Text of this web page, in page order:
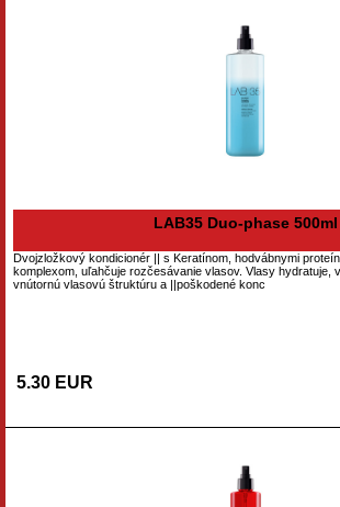
LAB35 Duo-phase 500ml
Dvojzložkový kondicionér || s Keratínom, hodvábnymi
komplexom, uľahčuje rozčesávanie vlasov. Vlasy hydratuje,
vnútornú vlasovú štruktúru a ||poškodené konc
5.30 EUR